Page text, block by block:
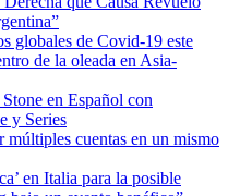
globales de Covid-19 este
de la oleada en Asia-
en Español con
y Series
cuentas en un mismo
en Italia para la posible